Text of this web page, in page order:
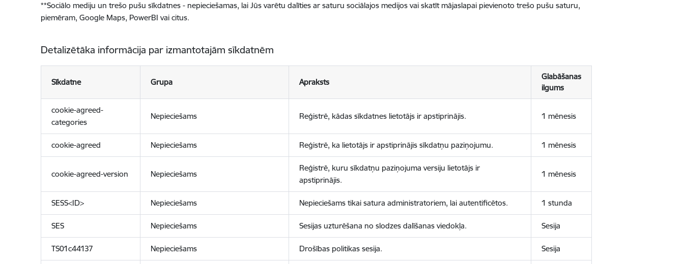
**Sociālo mediju un trešo pušu sīkdatnes - nepieciešamas, lai Jūs varētu dalīties ar saturu sociālajos medijos vai skatīt mājaslapai pievienoto trešo pušu saturu,
piemēram, Google Maps, PowerBI vai citus.
Detalizētāka informācija par izmantotajām sīkdatnēm
Sīkdatne Grupa Apraksts
Glabāšanas
ilgums
cookie-agreed-
categories
Nepieciešams Reģistrē, kādas sīkdatnes lietotājs ir apstiprinājis. 1 mēnesis
cookie-agreed Nepieciešams Reģistrē, ka lietotājs ir apstiprinājis sīkdatņu paziņojumu. 1 mēnesis
cookie-agreed-version Nepieciešams
Reģistrē, kuru sīkdatņu paziņojuma versiju lietotājs ir
apstiprinājis.
1 mēnesis
SESS<ID> Nepieciešams Nepieciešams tikai satura administratoriem, lai autentificētos. 1 stunda
SES Nepieciešams Sesijas uzturēšana no slodzes dalīšanas viedokļa. Sesija
TS01c44137 Nepieciešams Drošības politikas sesija. Sesija